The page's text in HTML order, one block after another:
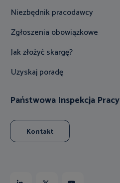
Niezbędnik pracodawcy
Zgłoszenia obowiązkowe
Jak złożyć skargę?
Uzyskaj poradę
Państwowa Inspekcja Pracy
Kontakt